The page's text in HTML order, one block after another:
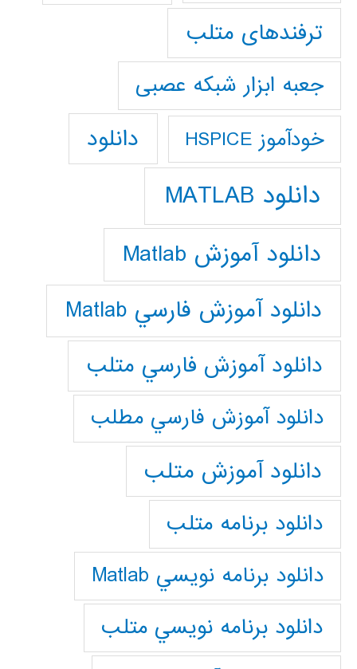
ترفندهای متلب
جعبه ابزار شبکه عصبی
خودآموز HSPICE دانلود
دانلود MATLAB
دانلود آموزش Matlab
دانلود آموزش فارسي Matlab
دانلود آموزش فارسي متلب
دانلود آموزش فارسي مطلب
دانلود آموزش متلب
دانلود برنامه متلب
دانلود برنامه نويسي Matlab
دانلود برنامه نويسي متلب